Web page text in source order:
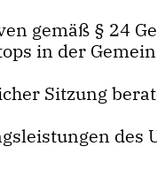
gemäß § 24
in der
Sitzung
des